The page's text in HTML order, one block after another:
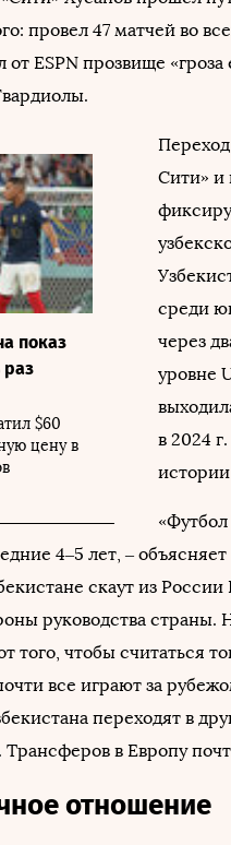
провел 47 матчей во
от ESPN прозвище
показ
раз
$60
цену в
Сити» и
среди
через
уровне
в 2024
4–5 лет, –
скаут из
руководства
того, чтобы считаться
все играют за
переходят в
в Европу
отношение